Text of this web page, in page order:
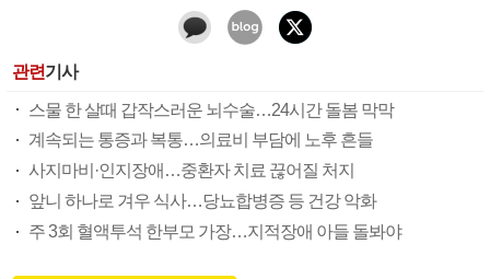
관련기사
스물 한 살때 갑작스러운 뇌수술…24시간 돌봄 막막
계속되는 통증과 복통…의료비 부담에 노후 흔들
사지마비·인지장애…중환자 치료 끊어질 처지
앞니 하나로 겨우 식사…당뇨합병증 등 건강 악화
주 3회 혈액투석 한부모 가장…지적장애 아들 돌봐야